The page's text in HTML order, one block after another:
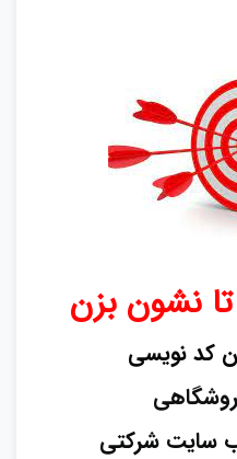
نشون بزن
کد نویسی
سایت شرکتی